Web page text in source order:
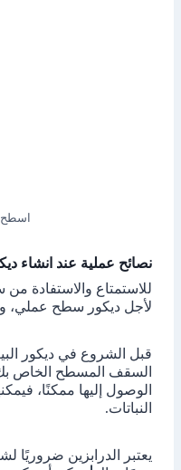
اسطح
نصائح عملية عند انشاء
للاستمتاع والاستفادة
لأجل ديكور سطح عملي،
قبل الشروع في ديكور
السقف المسطح الخاص بك
الوصول إليها ممكنًا،
النباتات.
يعتبر الدرابزين